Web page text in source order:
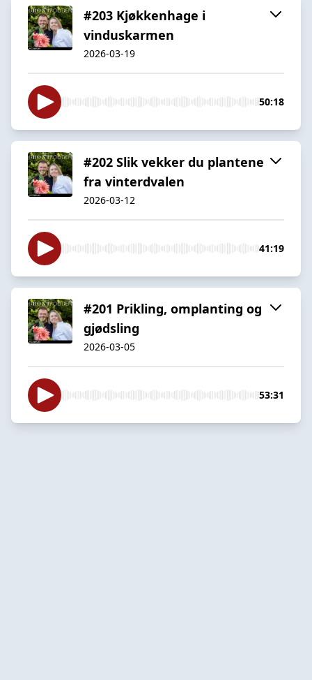
#203 Kjøkkenhage i
vinduskarmen
2026-03-19
50:18
#202 Slik vekker du plantene
fra vinterdvalen
2026-03-12
41:19
#201 Prikling, omplanting og
gjødsling
2026-03-05
53:31